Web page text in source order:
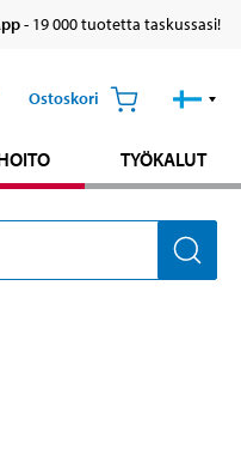
- 19 000 tuotetta taskussasi!
Ostoskori
TYÖKALUT